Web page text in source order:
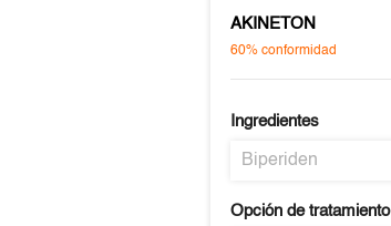
AKINETON
60% conformidad
Ingredientes
Biperiden
Opción de tratamiento